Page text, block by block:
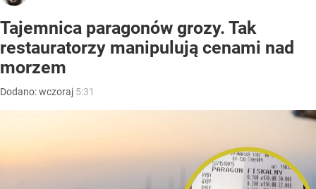
Tajemnica paragonów grozy. Tak
restauratorzy manipulują cenami nad
morzem
Dodano:wczoraj 5:31